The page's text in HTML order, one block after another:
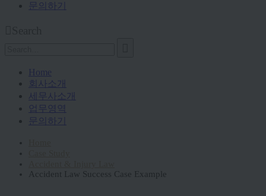
문의하기
Home
회사소개
세무사소개
업무영역
문의하기
Accident Law Success Case Example